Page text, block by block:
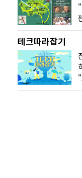
테크따라잡기